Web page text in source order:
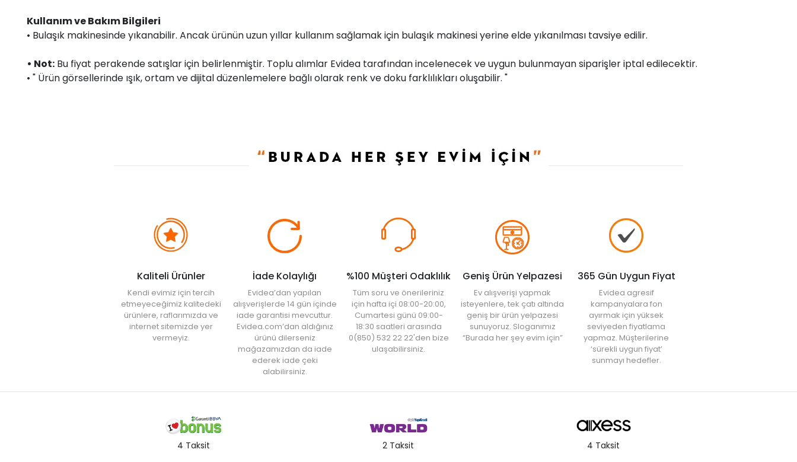
Kullanım ve Bakım Bilgileri
• Bulaşık makinesinde yıkanabilir. Ancak ürünün uzun yıllar kullanım sağlamak için bulaşık makinesi yerine elde yıkanılması tavsiye edilir.
• Not: Bu fiyat perakende satışlar için belirlenmiştir. Toplu alımlar Evidea tarafından incelenecek ve uygun bulunmayan siparişler iptal edilecektir.
• " Ürün görsellerinde ışık, ortam ve dijital düzenlemelere bağlı olarak renk ve doku farklılıkları oluşabilir. "
Kaliteli Ürünler
Kendi evimiz için tercih
etmeyeceğimiz kalitedeki
ürünlere, raflarımızda ve
internet sitemizde yer
vermeyiz.
İade Kolaylığı
Evidea’dan yapılan
alışverişlerde 14 gün içinde
iade garantisi mevcuttur.
Evidea.com’dan aldığınız
ürünü dilerseniz
mağazamızdan da iade
ederek iade çeki
alabilirsiniz.
%100 Müşteri Odaklılık
Tüm soru ve önerileriniz
için hafta içi 08:00-20:00,
Cumartesi günü 09:00-
18:30 saatleri arasında
0(850) 532 22 22'den bize
ulaşabilirsiniz.
Geniş Ürün Yelpazesi
Ev alışverişi yapmak
isteyenlere, tek çatı altında
geniş bir ürün yelpazesi
sunuyoruz. Sloganımız
“Burada her şey evim için”
365 Gün Uygun Fiyat
Evidea agresif
kampanyalara fon
ayırmak için yüksek
seviyeden fiyatlama
yapmaz. Müşterilerine
‘sürekli uygun fiyat’
sunmayı hedefler.
4 Taksit 2 Taksit 4 Taksit